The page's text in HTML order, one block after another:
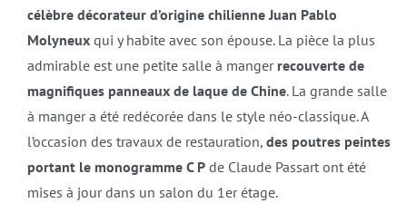
célèbre décorateur d’origine chilienne Juan Pablo
Molyneuxqui y habite avec son épouse. La pièce la plus
admirable est une petite salle à manger recouverte de
magnifiques panneaux de laque de Chine. La grande salle
à manger a été redécorée dans le style néo-classique. A
l’occasion des travaux de restauration, des poutres peintes
portant le monogramme C Pde Claude Passart ont été
mises à jour dans un salon du 1er étage.